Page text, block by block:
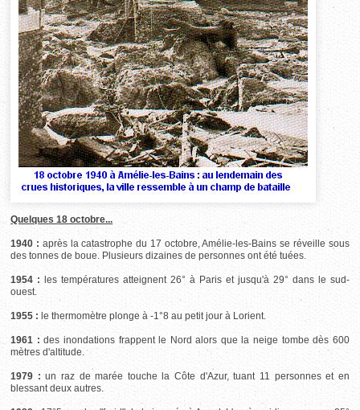
Quelques 18 octobre...
1940 : après la catastrophe du 17 octobre, Amélie-les-Bains se réveille sous
des tonnes de boue. Plusieurs dizaines de personnes ont été tuées.
1954 : les températures atteignent 26° à Paris et jusqu'à 29° dans le sud-
ouest.
1955 : le thermomètre plonge à -1°8 au petit jour à Lorient.
1961 : des inondations frappent le Nord alors que la neige tombe dès 600
mètres d'altitude.
1979 : un raz de marée touche la Côte d'Azur, tuant 11 personnes et en
blessant deux autres.